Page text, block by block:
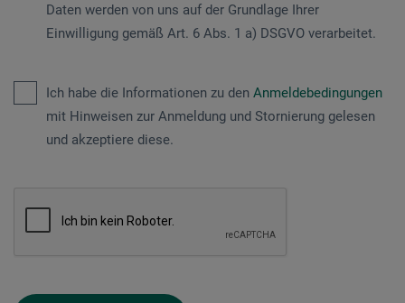
Daten werden von uns auf der Grundlage Ihrer
Einwilligung gemäß Art. 6 Abs. 1 a) DSGVO verarbeitet.
Ich habe die Informationen zu den Anmeldebedingungen
mit Hinweisen zur Anmeldung und Stornierung gelesen
und akzeptiere diese.